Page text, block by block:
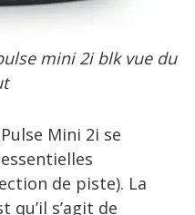
mini 2i blk vue du
Mini 2i se
de piste). La
qu’il s’agit de